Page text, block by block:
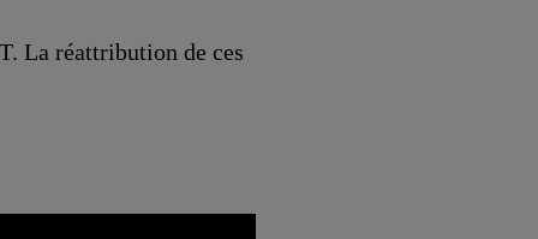
La réattribution de ces